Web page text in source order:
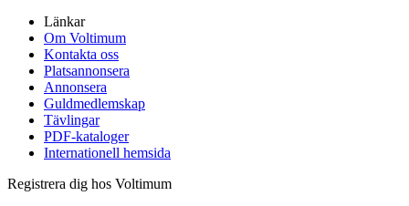
Länkar
Om Voltimum
Kontakta oss
Platsannonsera
Annonsera
Guldmedlemskap
Tävlingar
PDF-kataloger
Internationell hemsida
Registrera dig hos Voltimum